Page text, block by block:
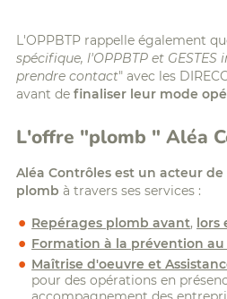
L'OPPBTP rappelle également
spécifique, l'OPPBTP et
prendre contact" avec les
avant de finaliser leur mode
L'offre "plomb " Aléa
Aléa Contrôles est un acteur
plomb à travers ses services :
Repérages plomb avant, lors
Formation à la prévention
Maîtrise d'oeuvre et
pour des opérations en